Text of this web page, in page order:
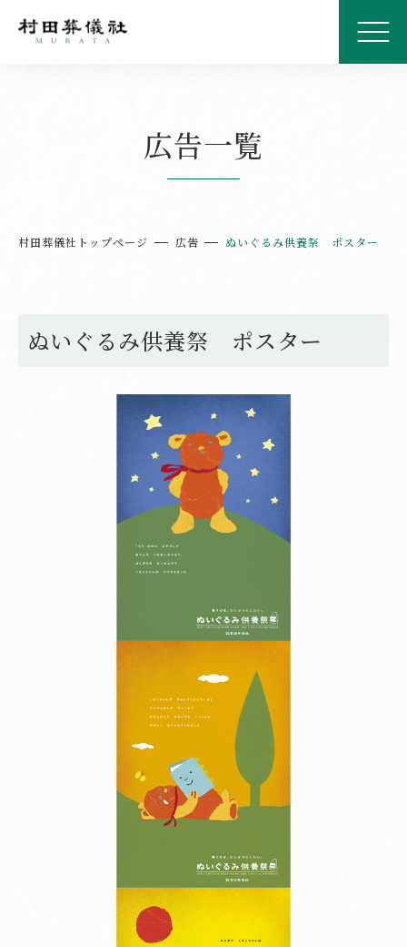
広告一覧
村田葬儀社トップページ 広告 ぬいぐるみ供養祭 ポスター
ぬいぐるみ供養祭 ポスター